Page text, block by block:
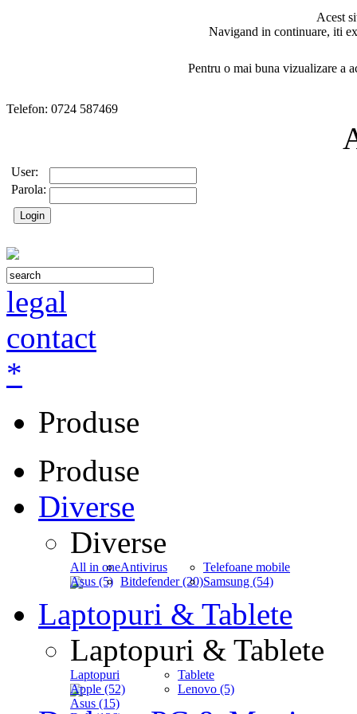
Acest
Navigand in continuare, iti
Pentru o mai buna vizualizare a
Telefon: 0724 587469
User:
Parola:
legal
contact
*
Produse
Produse
Diverse
Diverse
All in one
Asus (5)
Antivirus
Bitdefender (20)
Telefoane mobile
Samsung (54)
Laptopuri & Tablete
Laptopuri & Tablete
Laptopuri
Apple (52)
Asus (15)
Tablete
Lenovo (5)